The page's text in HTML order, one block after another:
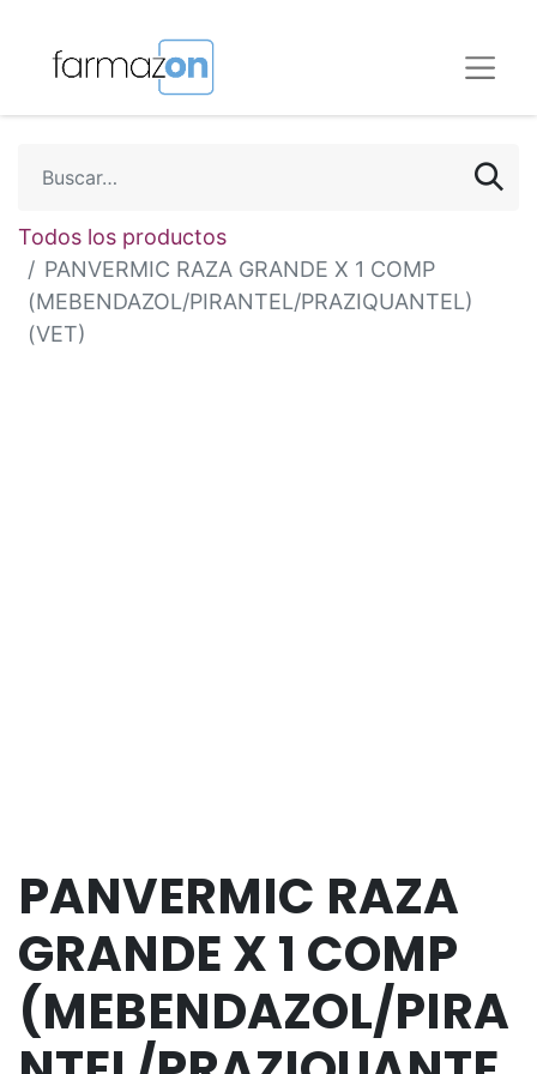
Todos los productos
PANVERMIC RAZA GRANDE X 1 COMP
(MEBENDAZOL/PIRANTEL/PRAZIQUANTEL)
(VET)
PANVERMIC RAZA
GRANDE X 1 COMP
(MEBENDAZOL/PIRA